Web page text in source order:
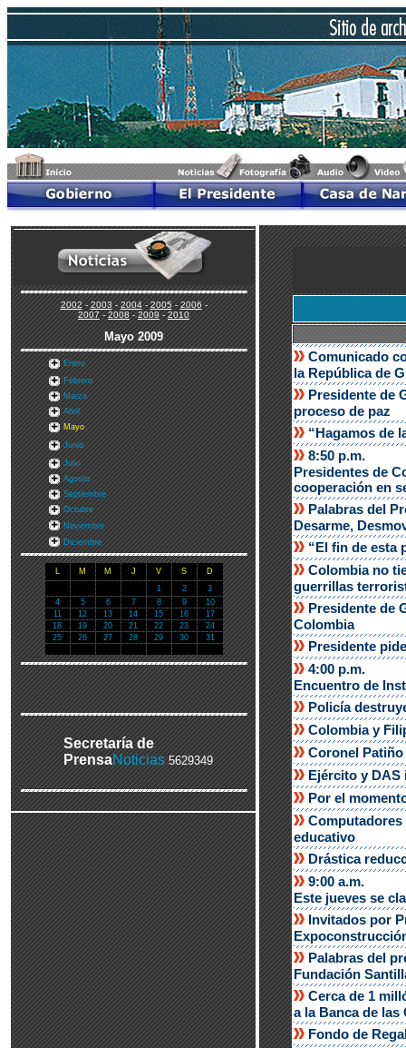
2002-2003-2004-2005-2006-
2007-2008-2009-2010
Mayo 2009
Enero
Febrero
Marzo
Abril
Mayo
Junio
Julio
Agosto
Septiembre
Octubre
Noviembre
Diciembre
L M M J V S
D
1
2
3
4
5 6 7 8 9
10
11
12 13 14 15 16
17
18
19 20 21 22 23
24
25
26 27 28 29 30 31
Secretaría de
PrensaNoticias 5629349
Comunicado
la República de
Presidente de
proceso de paz
“Hagamos de
8:50 p.m.
Presidentes de
cooperación en
Palabras del
Desarme,
“El fin de esta
Colombia no
guerrillas
Presidente de
Colombia
Presidente
4:00 p.m.
Encuentro de
Policía
Colombia y
Coronel
Ejército y DAS
Por el
Computadores
educativo
Drástica
9:00 a.m.
Este jueves se
Invitados por
Palabras del
Fundación
Cerca de 1
a la Banca de
Fondo de